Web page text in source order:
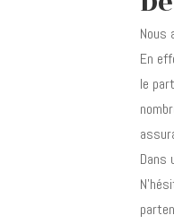
Nous
En
le
Dans